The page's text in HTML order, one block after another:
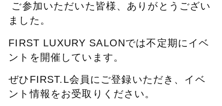
ご参加いただいた皆様、ありがとうござい
ました。
FIRST LUXURY SALONでは不定期にイベ
ントを開催しています。
ぜひFIRST.L会員にご登録いただき、イベ
ント情報をお受取りください。